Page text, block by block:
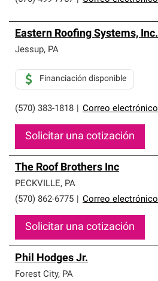
Eastern Roofing Systems, Inc.
Jessup, PA
(570) 383-1818 Correo electrónico
Financiación disponible
Solicitar una cotización
The Roof Brothers Inc
PECKVILLE, PA
(570) 862-6775
Correo electrónico
Solicitar una cotización
Phil Hodges Jr.
Forest City, PA